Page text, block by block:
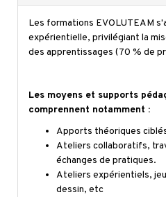
Les formations EVOLUTEAM
expérientielle, privilégiant la
des apprentissages (70 % de
Les moyens et supports
comprennent notamment :
Apports théoriques
Ateliers collaboratifs,
échanges de pratiques.
Ateliers expérientiels,
dessin, etc